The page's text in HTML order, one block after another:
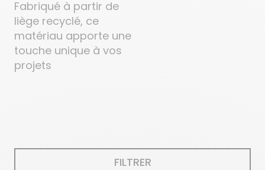
Fabriqué à partir de
liège recyclé, ce
matériau apporte une
touche unique à vos
projets
FILTRER